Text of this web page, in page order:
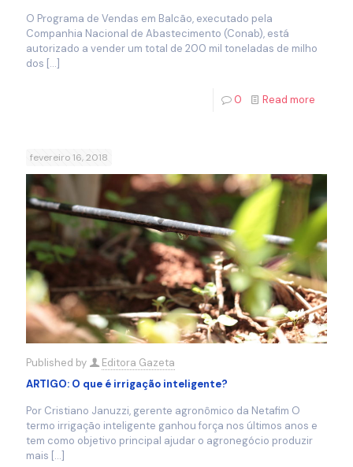
O Programa de Vendas em Balcão, executado pela
Companhia Nacional de Abastecimento (Conab), está
autorizado a vender um total de 200 mil toneladas de milho
dos […]
0 Read more
fevereiro 16, 2018
Published by
Editora Gazeta
ARTIGO: O que é irrigação inteligente?
Por Cristiano Januzzi, gerente agronômico da Netafim O
termo irrigação inteligente ganhou força nos últimos anos e
tem como objetivo principal ajudar o agronegócio produzir
mais […]